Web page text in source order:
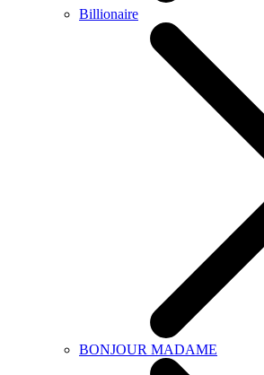
Billionaire
BONJOUR MADAME